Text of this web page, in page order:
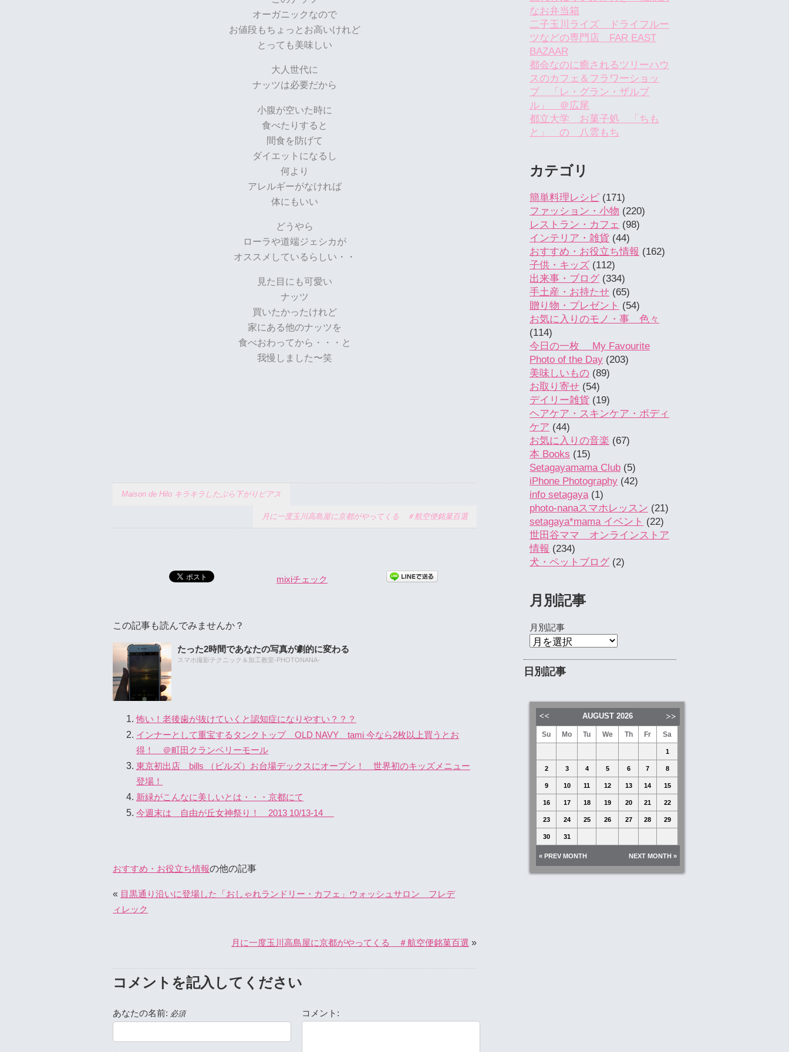
オーガニックなので
お値段もちょっとお高いけれど
とっても美味しい
大人世代に
ナッツは必要だから
小腹が空いた時に
食べたりすると
間食を防げて
ダイエットになるし
何より
アレルギーがなければ
体にもいい
どうやら
ローラや道端ジェシカが
オススメしているらしい・・
見た目にも可愛い
ナッツ
買いたかったけれど
家にある他のナッツを
食べおわってから・・・と
我慢しました〜笑
Maison de Hilo キラキラしたぶら下がりピアス
月に一度玉川高島屋に京都がやってくる ＃航空便銘菓百選
mixiチェック
この記事も読んでみませんか？
たった2時間であなたの写真が劇的に変わる
スマホ撮影テクニック＆加工教室-PHOTONANA-
怖い！老後歯が抜けていくと認知症になりやすい？？？
インナーとして重宝するタンクトップ OLD NAVY tami 今なら2枚以上買うとお
得！ ＠町田クランベリーモール
東京初出店 bills （ビルズ）お台場デックスにオープン！ 世界初のキッズメニュー
登場！
新緑がこんなに美しいとは・・・京都にて
今週末は 自由が丘女神祭り！ 2013 10/13-14
おすすめ・お役立ち情報の他の記事
« 目黒通り沿いに登場した「おしゃれランドリー・カフェ」ウォッシュサロン フレデ
ィレック
月に一度玉川高島屋に京都がやってくる ＃航空便銘菓百選 »
コメントを記入してください
あなたの名前: 必須 コメント:
なお弁当箱
二子玉川ライズ ドライフルー
ツなどの専門店 FAR EAST
BAZAAR
都会なのに癒されるツリーハウ
スのカフェ＆フラワーショッ
プ 「レ・グラン・ザルブ
ル」 ＠広尾
都立大学 お菓子処 「ちも
と」 の 八雲もち
カテゴリ
簡単料理レシピ (171)
ファッション・小物 (220)
レストラン・カフェ (98)
インテリア・雑貨 (44)
おすすめ・お役立ち情報 (162)
子供・キッズ (112)
出来事・ブログ (334)
手土産・お持たせ (65)
贈り物・プレゼント (54)
お気に入りのモノ・事 色々
(114)
今日の一枚 My Favourite
Photo of the Day (203)
美味しいもの (89)
お取り寄せ (54)
デイリー雑貨 (19)
ヘアケア・スキンケア・ボディ
ケア (44)
お気に入りの音楽 (67)
本 Books (15)
Setagayamama Club (5)
iPhone Photography (42)
info setagaya(1)
photo-nanaスマホレッスン (21)
setagaya*mama イベント (22)
世田谷ママ オンラインストア
情報 (234)
犬・ペットブログ (2)
月別記事
月別記事
日別記事
AUGUST 2026
Su Mo Tu We Th Fr Sa
1
2 3 4 5 6 7 8
9 10 11 12 13 14 15
16 17 18 19 20 21 22
23 24 25 26 27 28 29
30 31
« PREV MONTH NEXT MONTH »